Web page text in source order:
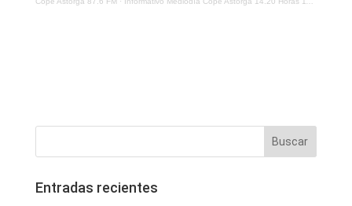
Entradas recientes